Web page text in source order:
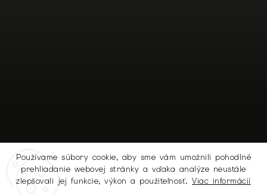
Používame súbory cookie, aby sme vám umožnili pohodlné
prehliadanie webovej stránky a vďaka analýze neustále
zlepšovali jej funkcie, výkon a použiteľnosť.Viac informácií
Sledovať na Instagrame